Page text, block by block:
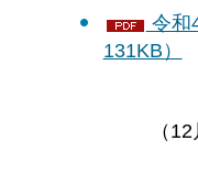
令和
131KB）
（12月25